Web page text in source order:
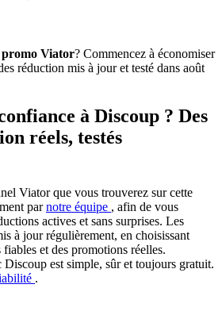
promo Viator? Commencez à économiser
réduction mis à jour et testé dans août
à Discoup ? Des
réels, testés
Viator que vous trouverez sur cette
parnotre équipe , afin de vous
actives et sans surprises. Les
à jour régulièrement, en choisissant
et des promotions réelles.
est simple, sûr et toujours gratuit.
.